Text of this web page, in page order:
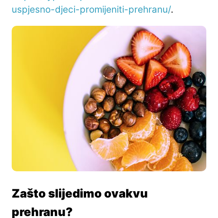
uspjesno-djeci-promijeniti-prehranu/.
Zašto slijedimo ovakvu
prehranu?